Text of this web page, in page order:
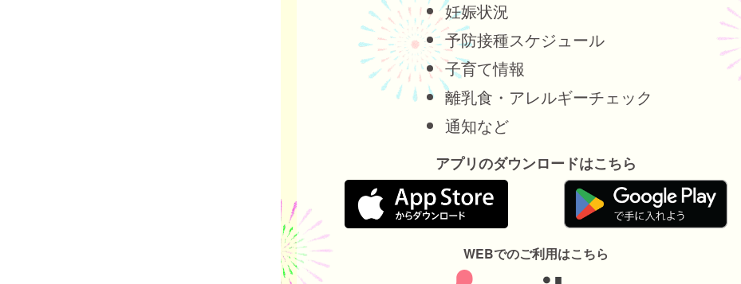
妊娠状況
予防接種スケジュール
子育て情報
離乳食・アレルギーチェック
通知など
アプリのダウンロードはこちら
WEBでのご利用はこちら